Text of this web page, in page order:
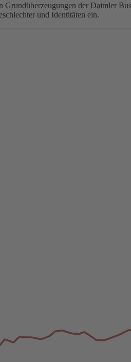
der Daimler
und Identitäten ein.